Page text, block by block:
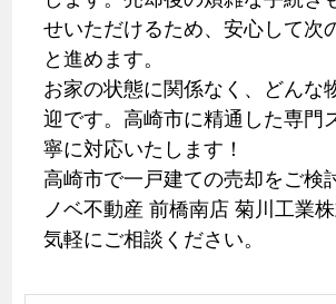
せいただけるため、安心して次
と進めます。
お家の状態に関係なく、どんな
迎です。高崎市に精通した専門
寧に対応いたします！
高崎市で一戸建ての売却をご検
ノベ不動産 前橋南店 菊川工業
気軽にご相談ください。